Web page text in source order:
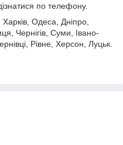
по телефону.
Одеса, Дніпро,
Чернігів, Суми, Івано-
Рівне, Херсон, Луцьк.